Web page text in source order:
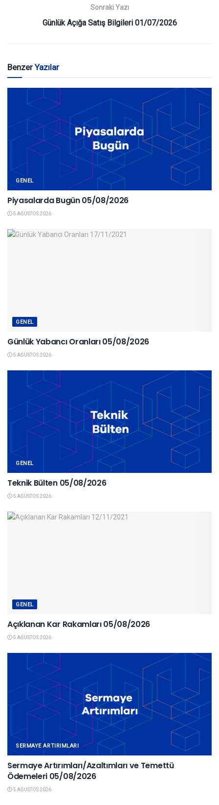
Sonraki Yazı
Günlük Açığa Satış Bilgileri 01/07/2026
BenzerYazılar
GENEL
Piyasalarda Bugün 05/08/2026
5 AĞUSTOS 2026
GENEL
Günlük Yabancı Oranları 05/08/2026
5 AĞUSTOS 2026
GENEL
Teknik Bülten 05/08/2026
5 AĞUSTOS 2026
GENEL
Açıklanan Kar Rakamları 05/08/2026
5 AĞUSTOS 2026
SERMAYE ARTIRIMLARI
Sermaye Artırımları/Azaltımları ve Temettü
Ödemeleri 05/08/2026
5 AĞUSTOS 2026